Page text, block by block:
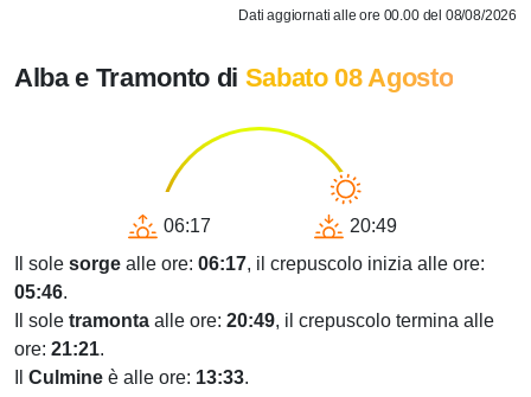
Dati aggiornati alle ore 00.00 del 08/08/2026
Alba e Tramonto di Sabato 08 Agosto
06:17
20:49
Il sole sorge alle ore: 06:17, il crepuscolo inizia alle ore:
05:46.
Il sole tramonta alle ore: 20:49, il crepuscolo termina alle
ore: 21:21.
Culmine è alle ore: 13:33.